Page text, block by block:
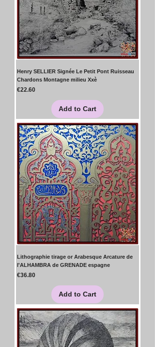
Henry SELLIER Signée Le Petit Pont Ruisseau
Chardons Montagne milieu Xxè
Price
€22.60
Add to Cart
Lithographie tirage or Arabesque Arcature de
l'ALHAMBRA de GRENADE espagne
Price
€36.80
Add to Cart